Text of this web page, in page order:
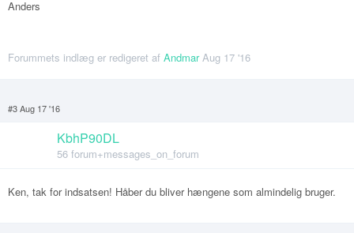
Anders
Forummets indlæg er redigeret af AndmarAug 17 '16
#3 Aug 17 '16
KbhP90DL
56 forum+messages_on_forum
Ken, tak for indsatsen! Håber du bliver hængene som almindelig bruger.